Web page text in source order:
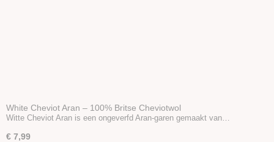
White Cheviot Aran – 100% Britse Cheviotwol
Witte Cheviot Aran is een ongeverfd Aran-garen gemaakt van…
€ 7,99